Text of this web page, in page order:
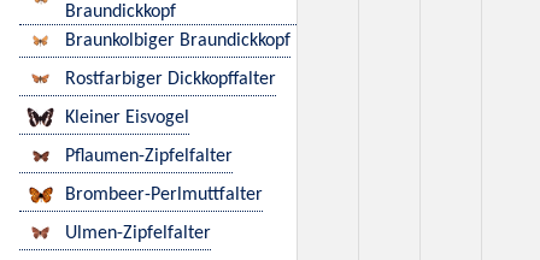
Braundickkopf
Braunkolbiger Braundickkopf
Rostfarbiger Dickkopffalter
Kleiner Eisvogel
Pflaumen-Zipfelfalter
Brombeer-Perlmuttfalter
Ulmen-Zipfelfalter